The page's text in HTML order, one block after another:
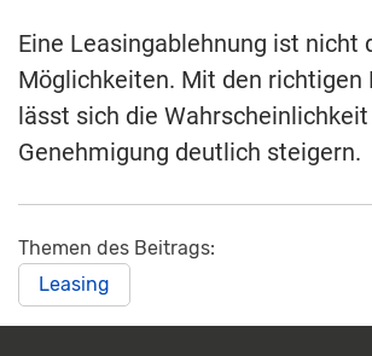
Eine Leasingablehnung ist nicht
Möglichkeiten. Mit den richtigen
lässt sich die
Genehmigung deutlich steigern.
Themen des Beitrags:
Leasing